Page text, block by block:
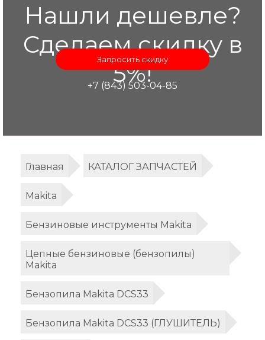
Нашли дешевле?
Сделаем скидку в
5%!
Запросить скидку
+7 (843) 503-04-85
Главная КАТАЛОГ ЗАПЧАСТЕЙ
Makita
Бензиновые инструменты Makita
Цепные бензиновые (бензопилы)
Makita
Бензопила Makita DCS33
Бензопила Makita DCS33 (ГЛУШИТЕЛЬ)